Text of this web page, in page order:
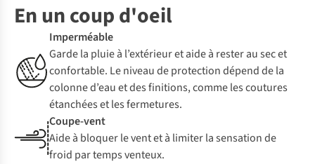
En un coup d'oeil
Imperméable
Garde la pluie à l’extérieur et aide à rester au sec et
confortable. Le niveau de protection dépend de la
colonne d’eau et des finitions, comme les coutures
étanchées et les fermetures.
Coupe-vent
Aide à bloquer le vent et à limiter la sensation de
froid par temps venteux.